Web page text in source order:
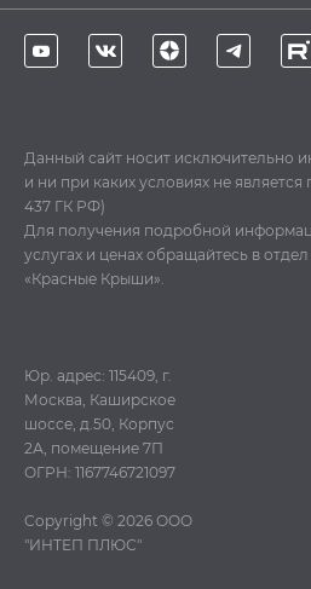
Данный сайт носит исключительно
и ни при каких условиях не является
437 ГК РФ)
Для получения подробной
услугах и ценах обращайтесь в
«Красные Крыши».
Юр. адрес: 115409, г.
Москва, Каширское
шоссе, д.50, Корпус
2А, помещение 7П
ОГРН: 1167746721097
Copyright © 2026 ООО
"ИНТЕП ПЛЮС"